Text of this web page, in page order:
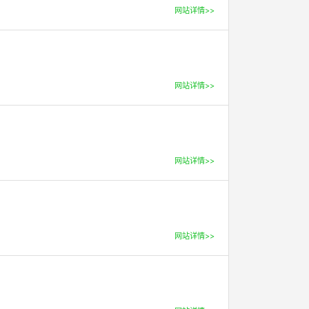
网站详情>>
网站详情>>
网站详情>>
网站详情>>